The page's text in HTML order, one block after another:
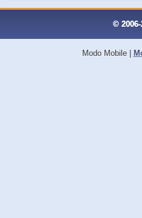
© 2006-
Modo Mobile|